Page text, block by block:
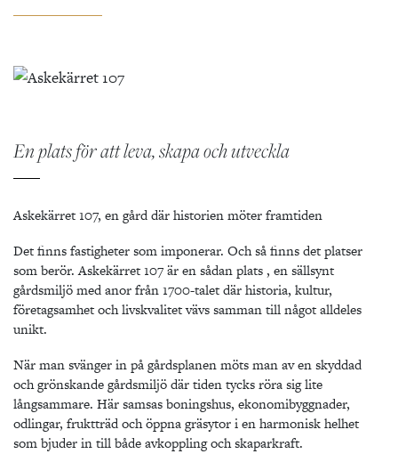
En plats för att leva, skapa och utveckla
Askekärret 107, en gård där historien möter framtiden
Det finns fastigheter som imponerar. Och så finns det platser
som berör. Askekärret 107 är en sådan plats , en sällsynt
gårdsmiljö med anor från 1700-talet där historia, kultur,
företagsamhet och livskvalitet vävs samman till något alldeles
unikt.
När man svänger in på gårdsplanen möts man av en skyddad
och grönskande gårdsmiljö där tiden tycks röra sig lite
långsammare. Här samsas boningshus, ekonomibyggnader,
odlingar, fruktträd och öppna gräsytor i en harmonisk helhet
som bjuder in till både avkoppling och skaparkraft.